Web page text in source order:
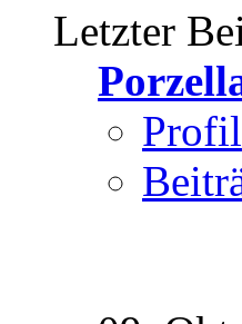
Letzter
Profil